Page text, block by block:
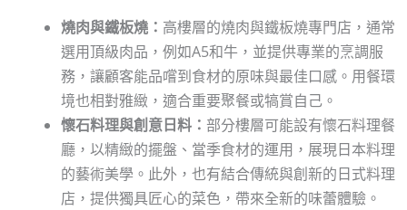
燒肉與鐵板燒： 高樓層的燒肉與鐵板燒專門店，通常
選用頂級肉品，例如A5和牛，並提供專業的烹調服
務，讓顧客能品嚐到食材的原味與最佳口感。用餐環
境也相對雅緻，適合重要聚餐或犒賞自己。
懷石料理與創意日料： 部分樓層可能設有懷石料理餐
廳，以精緻的擺盤、當季食材的運用，展現日本料理
的藝術美學。此外，也有結合傳統與創新的日式料理
店，提供獨具匠心的菜色，帶來全新的味蕾體驗。